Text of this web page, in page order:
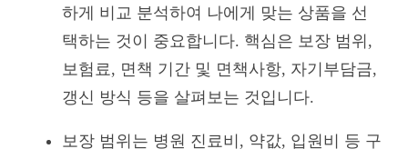
하게 비교 분석하여 나에게 맞는 상품을 선
택하는 것이 중요합니다. 핵심은 보장 범위,
보험료, 면책 기간 및 면책사항, 자기부담금,
갱신 방식 등을 살펴보는 것입니다.
보장 범위는 병원 진료비, 약값, 입원비 등 구